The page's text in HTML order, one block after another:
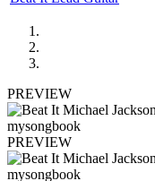
PREVIEW
PREVIEW